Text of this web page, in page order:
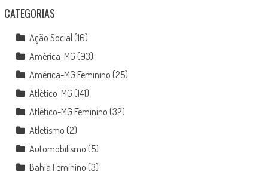
CATEGORIAS
Ação Social (16)
América-MG (93)
América-MG Feminino (25)
Atlético-MG (141)
Atlético-MG Feminino (32)
Atletismo (2)
Automobilismo (5)
Bahia Feminino (3)